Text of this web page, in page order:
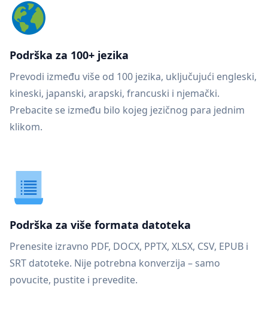
Podrška za 100+ jezika
Prevodi između više od 100 jezika, uključujući engleski,
kineski, japanski, arapski, francuski i njemački.
Prebacite se između bilo kojeg jezičnog para jednim
klikom.
Podrška za više formata datoteka
Prenesite izravno PDF, DOCX, PPTX, XLSX, CSV, EPUB i
SRT datoteke. Nije potrebna konverzija – samo
povucite, pustite i prevedite.